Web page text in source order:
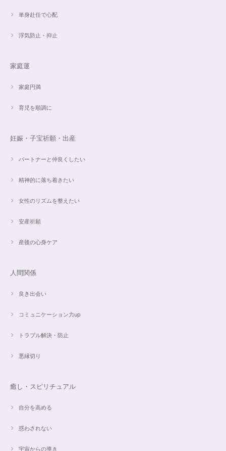
単身赴任で心配
浮気防止・抑止
家庭運
家庭円満
育児を順調に
妊娠・子宝祈願・出産
パートナーと仲良くしたい
精神的に落ち着きたい
女性のリズムを整えたい
安産祈願
産後の心身ケア
人間関係
良き出会い
コミュニケーション力up
トラブル解決・防止
悪縁切り
癒し・スピリチュアル
自分を高める
惑わされない
宇宙からの導き